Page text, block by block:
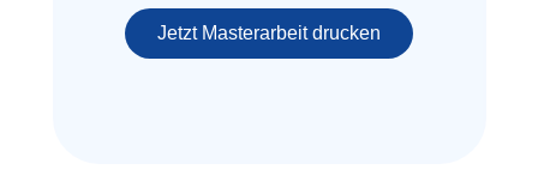
Jetzt Masterarbeit drucken